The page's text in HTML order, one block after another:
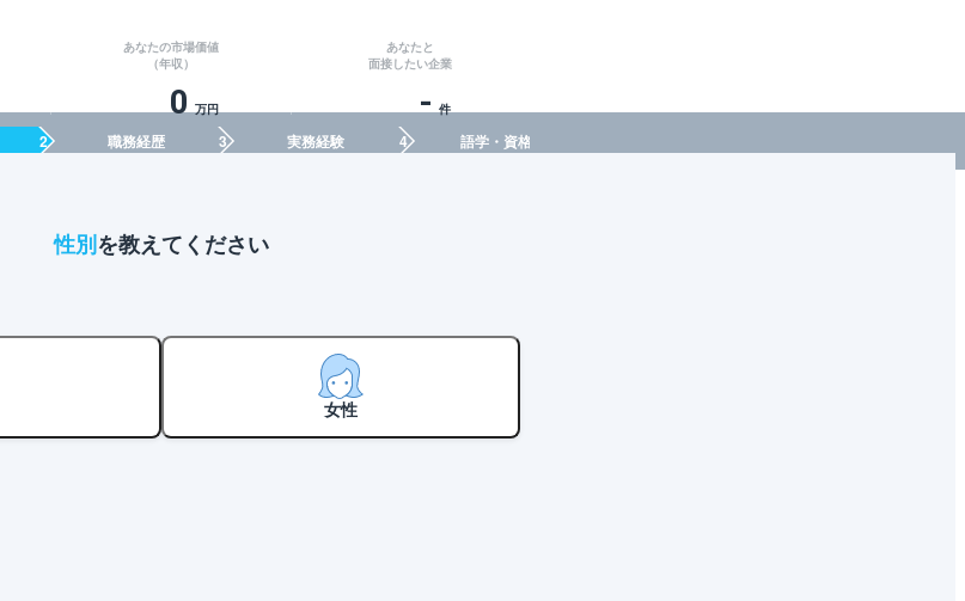
あなたの市場価値
（年収）
0 万円
あなたと
面接したい企業
- 件
職務経歴 実務経験 語学・資格
性別を教えてください
女性